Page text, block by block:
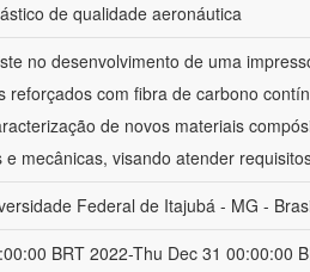
de qualidade aeronáutica
no desenvolvimento de uma
reforçados com fibra de carbono
de novos materiais
mecânicas, visando atender
Federal de Itajubá - MG -
BRT 2022-Thu Dec 31 00:00:00